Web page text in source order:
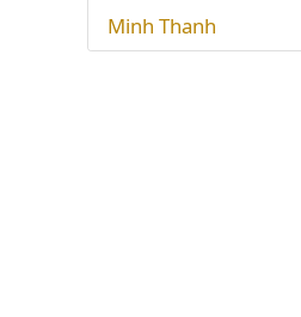
Minh Thanh